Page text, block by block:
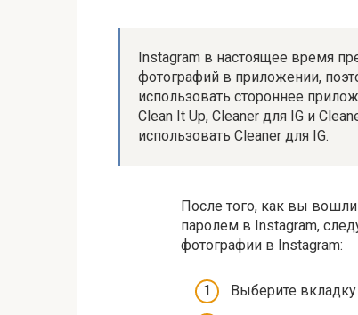
Instagram в настоящее время
фотографий в приложении,
использовать стороннее
Clean It Up, Cleaner для IG и
использовать Cleaner для IG.
После того, как вы
паролем в Instagram,
фотографии в Instagram:
Выберите